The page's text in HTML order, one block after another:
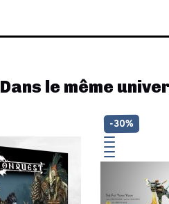
Dans le même
-30%